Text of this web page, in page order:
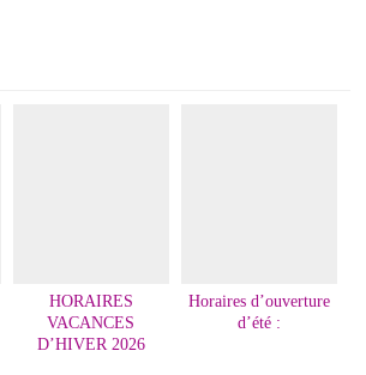
HORAIRES
VACANCES
D’HIVER 2026
Horaires d’ouverture
d’été :